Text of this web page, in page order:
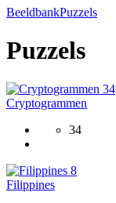
BeeldbankPuzzels
Puzzels
34
Cryptogrammen
34
8
Filippines